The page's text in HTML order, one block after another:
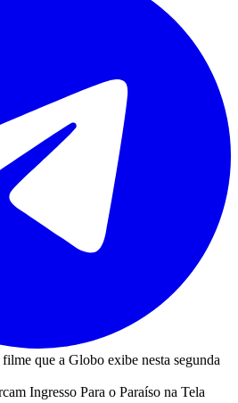
Ingresso Para o Paraíso na Tela